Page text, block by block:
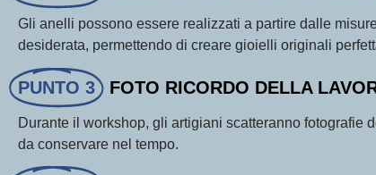
Gli anelli possono essere realizzati a partire dalle
desiderata, permettendo di creare gioielli originali
PUNTO 3 FOTO RICORDO DELLA
Durante il workshop, gli artigiani scatteranno fotografie
da conservare nel tempo.